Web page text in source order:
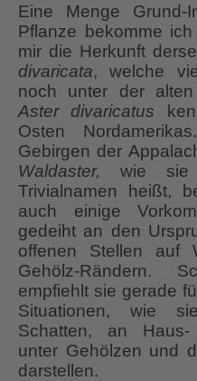
Eine Menge Grund-
Pflanze bekomme
mir die Herkunft
divaricata, welche
noch unter der alten
Aster divaricatus
Osten
Gebirgen der
Waldaster, wie sie
Trivialnamen heißt,
auch einige
gedeiht an den
offenen Stellen auf
Gehölz-Rändern.
empfiehlt sie gerade
Situationen, wie
Schatten, an Haus-
unter Gehölzen und
darstellen.